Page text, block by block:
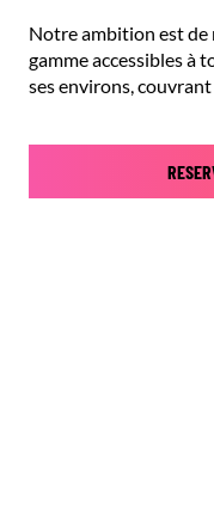
Notre ambition est de
gamme accessibles à
ses environs,